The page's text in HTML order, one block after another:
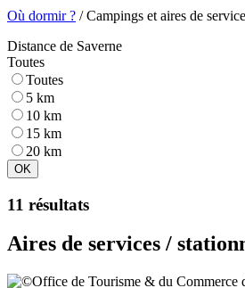
Où dormir ? / Campings et aires de
Distance de Saverne
Toutes
Toutes
5 km
10 km
15 km
20 km
OK
11 résultats
Aires de services /